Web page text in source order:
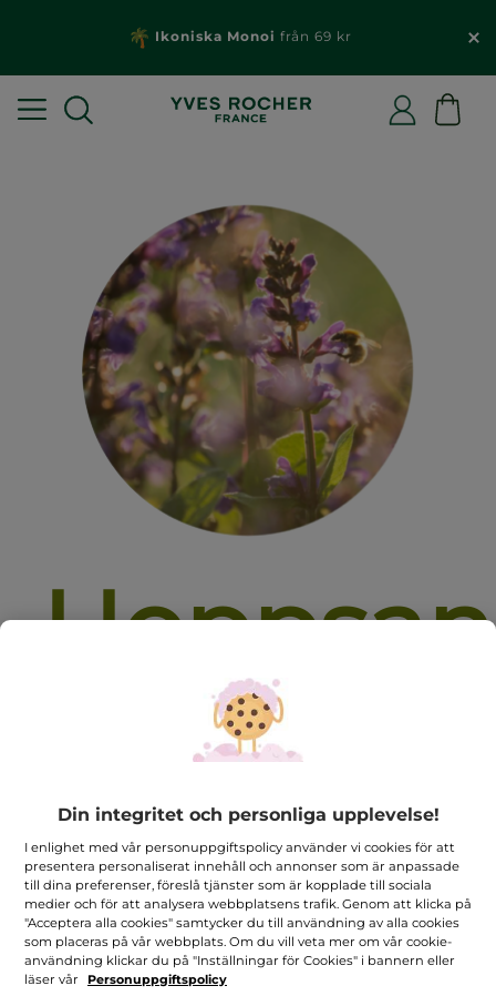
Ikoniska Monoi från 69 kr
Någonting gick visst fel!
Sidan du letar efter verkar inte finnas eller vara
Din integritet och personliga upplevelse!
I enlighet med vår personuppgiftspolicy använder vi cookies för att
presentera personaliserat innehåll och annonser som är anpassade
till dina preferenser, föreslå tjänster som är kopplade till sociala
medier och för att analysera webbplatsens trafik. Genom att klicka på
"Acceptera alla cookies" samtycker du till användning av alla cookies
som placeras på vår webbplats. Om du vill veta mer om vår cookie-
användning klickar du på "Inställningar för Cookies" i bannern eller
läser vår Personuppgiftspolicy